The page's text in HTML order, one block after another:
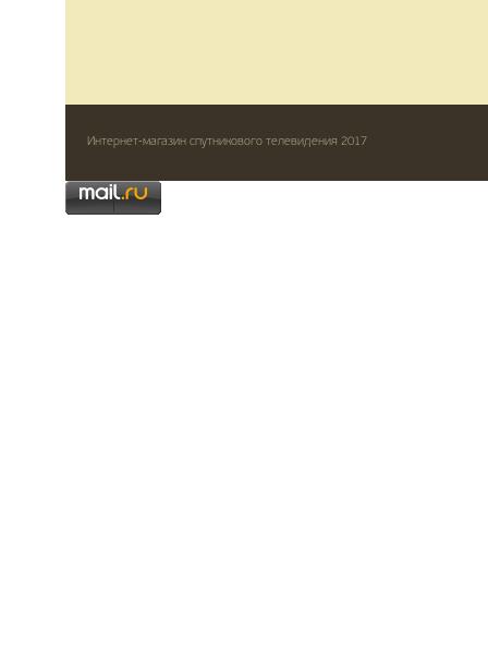
Интернет-магазин спутникового телевидения 2017